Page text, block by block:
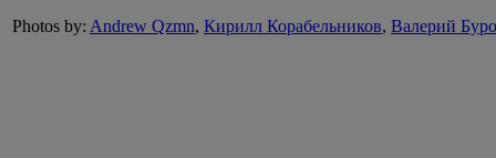
Photos by: Andrew Qzmn, Кирилл Корабельников, Валерий